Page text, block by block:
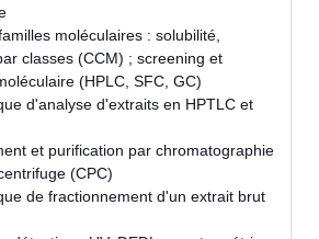
moléculaires : solubilité,
classes (CCM) ; screening et
(HPLC, SFC, GC)
d'analyse d'extraits en HPTLC et
et purification par chromatographie
(CPC)
de fractionnement d'un extrait brut